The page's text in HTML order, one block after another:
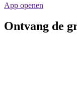
App openen
Ontvang de